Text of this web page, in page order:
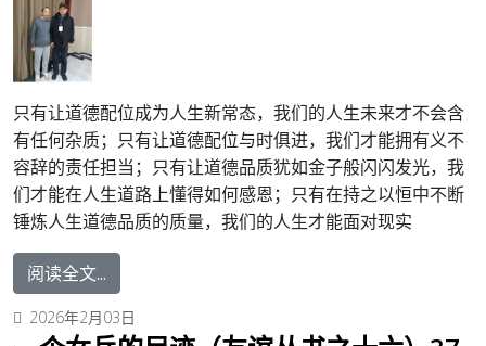
只有让道德配位成为人生新常态，我们的人生未来才不会含
有任何杂质；只有让道德配位与时俱进，我们才能拥有义不
容辞的责任担当；只有让道德品质犹如金子般闪闪发光，我
们才能在人生道路上懂得如何感恩；只有在持之以恒中不断
锤炼人生道德品质的质量，我们的人生才能面对现实
阅读全文...
2026年2月03日